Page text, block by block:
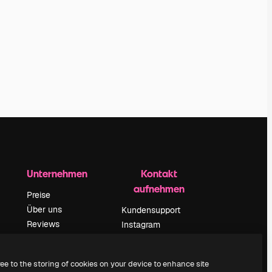
Unternehmen
Preise
Über uns
Reviews
Blog
Kontakt
aufnehmen
Kundensupport
Instagram
TikTok
to the storing of cookies on your device to enhance site